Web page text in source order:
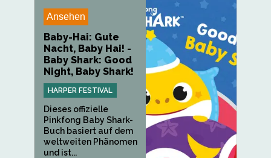
Ansehen
Baby-Hai: Gute
Nacht, Baby Hai! -
Baby Shark: Good
Night, Baby Shark!
HARPER FESTIVAL
Dieses offizielle
Pinkfong Baby Shark-
Buch basiert auf dem
weltweiten Phänomen
und ist...